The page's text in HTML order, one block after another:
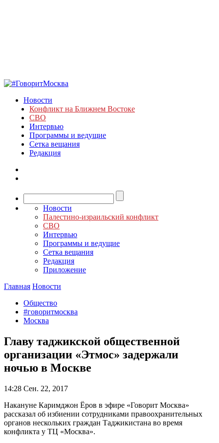
Новости
Конфликт на Ближнем Востоке
СВО
Интервью
Программы и ведущие
Сетка вещания
Редакция
Новости
Палестино-израильский конфликт
СВО
Интервью
Программы и ведущие
Сетка вещания
Редакция
Приложение
Главная Новости
Общество
#говоритмосква
Москва
Главу таджикской общественной
организации «Этмос» задержали
ночью в Москве
14:28 Сен. 22, 2017
Накануне Каримджон Ёров в эфире «Говорит Москва»
рассказал об избиении сотрудниками правоохранительных
органов нескольких граждан Таджикистана во время
конфликта у ТЦ «Москва».